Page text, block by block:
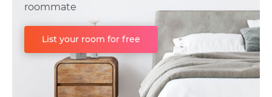
roommate
List your room for free